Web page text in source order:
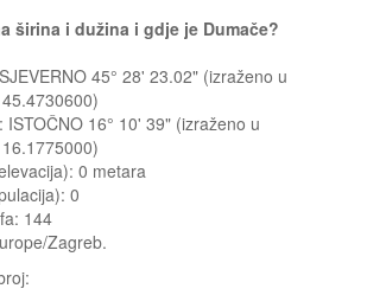
širina i dužina i gdje je Dumače?
45° 28' 23.02" (izraženo u
16° 10' 39" (izraženo u
0 metara
0
144
Zagreb.